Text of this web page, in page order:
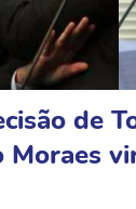
de
Moraes